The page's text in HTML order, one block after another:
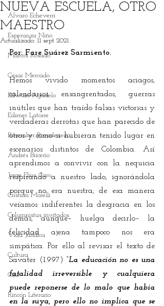
Álvaro Echeverri
Esperanza Niño
Marcos Rosado
César Mercado
Edwuin Agudelo
Edimer Latorre
Rosember Rivadeneira
Andrés Briceño
Jorge Elías Caro
Cristian Morelli
Columnistas invitados
Vida Jurídica
Cultura
Cine
Rincón Literario
NUEVA ESCUELA, OTRO
MAESTRO
Actualizado: 11 sept 2021
Por: Fare Suárez Sarmiento.
Hemos vivido momentos aciagos,
calendarios ensangrentados, guerras
inútiles que han traído falsas victorias y
verdaderas derrotas que han parecido de
otros y como si hubieran tenido lugar en
escenarios distintos de Colombia. Así
aprendimos a convivir con la nequicia
respirando a nuestro lado, ignorándola
porque no era nuestra; de esa manera
veíamos indiferentes la desgracia en los
demás, aunque– huelga decirlo– la
felicidad ajena tampoco nos era
simpática. Por ello al revisar el texto de
Savater (1.997) “La educación no es una
fatalidad irreversible y cualquiera
puede reponerse de lo malo que había
en la suya, pero ello no implica que se